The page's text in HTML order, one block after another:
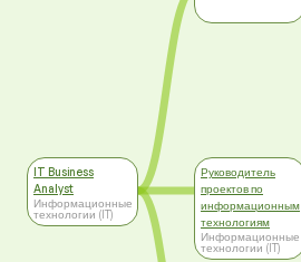
IT Business
Analyst
Информационные
технологии (IT)
Руководитель
проектов по
информационным
технологиям
Информационные
технологии (IT)